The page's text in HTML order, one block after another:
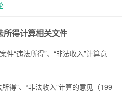
所得计算相关文件
件“违法所得”、“非法收入”计算意
得”、“非法收入”计算的意见（199